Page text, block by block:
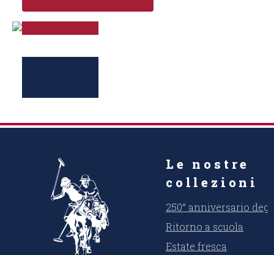
Le nostre
collezioni
250° anniversario
Ritorno a scuola
Estate fresca